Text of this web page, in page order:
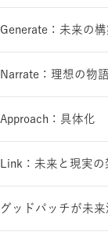
Generate：未来の構
Narrate：理想の物
Approach：具体化
Link：未来と現実の
グッドパッチが未